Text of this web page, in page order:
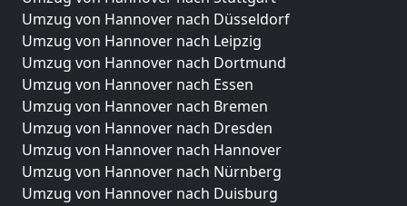
Umzug von Hannover nach Düsseldorf
Umzug von Hannover nach Leipzig
Umzug von Hannover nach Dortmund
Umzug von Hannover nach Essen
Umzug von Hannover nach Bremen
Umzug von Hannover nach Dresden
Umzug von Hannover nach Hannover
Umzug von Hannover nach Nürnberg
Umzug von Hannover nach Duisburg